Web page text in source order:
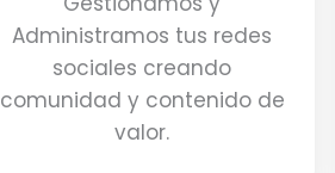
Administramos tus redes
sociales creando
comunidad y contenido de
valor.